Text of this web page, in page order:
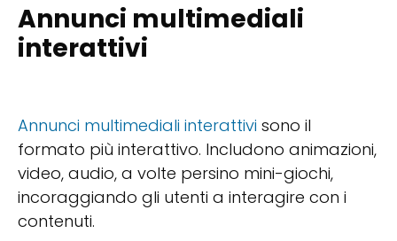
Annunci multimediali
interattivi
Annunci multimediali interattivi sono il
formato più interattivo. Includono animazioni,
video, audio, a volte persino mini-giochi,
incoraggiando gli utenti a interagire con i
contenuti.